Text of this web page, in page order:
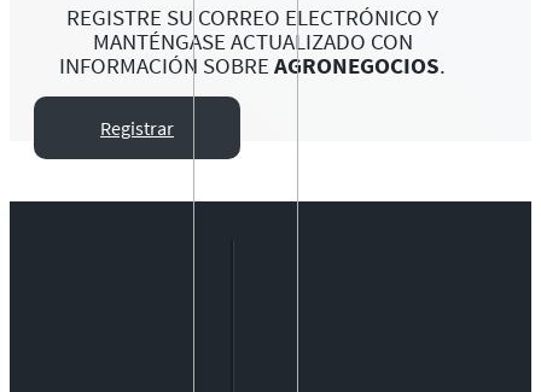
REGISTRE SU CORREO ELECTRÓNICO Y
MANTÉNGASE ACTUALIZADO CON
INFORMACIÓN SOBRE AGRONEGOCIOS.
Registrar